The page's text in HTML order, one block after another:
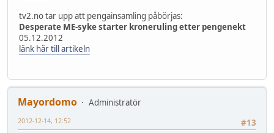
tv2.no tar upp att pengainsamling påbörjas:
Desperate ME-syke starter kroneruling etter pengenekt
05.12.2012
länk här till artikeln
Mayordomo
Administratör
#13
2012-12-14, 12:52